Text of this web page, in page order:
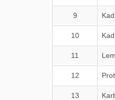
9
10
11
12
13